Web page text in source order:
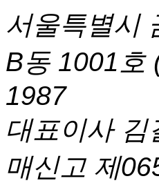
서울특별시
B동 1001호
1987
대표이사 김
매신고 제